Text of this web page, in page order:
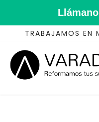
TRABAJAMOS EN